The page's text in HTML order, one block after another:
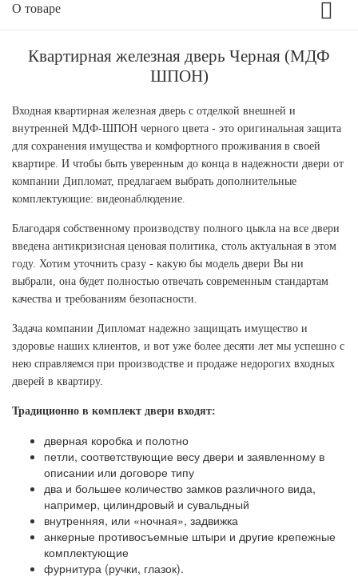
О товаре
Квартирная железная дверь Черная (МДФ
ШПОН)
Входная квартирная железная дверь с отделкой внешней и
внутренней МДФ-ШПОН черного цвета - это оригинальная защита
для сохранения имущества и комфортного проживания в своей
квартире. И чтобы быть уверенным до конца в надежности двери от
компании Дипломат, предлагаем выбрать дополнительные
комплектующие: видеонаблюдение.
Благодаря собственному производству полного цыкла на все двери
введена антикризисная ценовая политика, столь актуальная в этом
году. Хотим уточнить сразу - какую бы модель двери Вы ни
выбрали, она будет полностью отвечать современным стандартам
качества и требованиям безопасности.
Задача компании Дипломат надежно защищать имущество и
здоровье наших клиентов, и вот уже более десяти лет мы успешно с
нею справляемся при производстве и продаже недорогих входных
дверей в квартиру.
Традиционно в комплект двери входят:
дверная коробка и полотно
петли, соответствующие весу двери и заявленному в
описании или договоре типу
два и большее количество замков различного вида,
например, цилиндровый и сувальдный
внутренняя, или «ночная», задвижка
анкерные противосъемные штыри и другие крепежные
комплектующие
фурнитура (ручки, глазок).